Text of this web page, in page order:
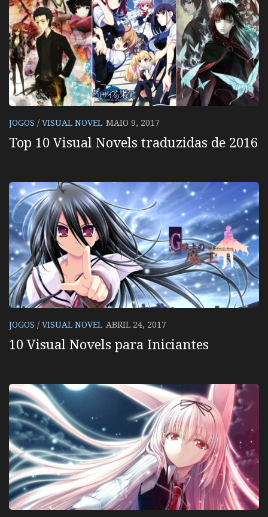
JOGOS / VISUAL NOVEL MAIO 9, 2017
Top 10 Visual Novels traduzidas de 2016
JOGOS / VISUAL NOVEL ABRIL 24, 2017
10 Visual Novels para Iniciantes